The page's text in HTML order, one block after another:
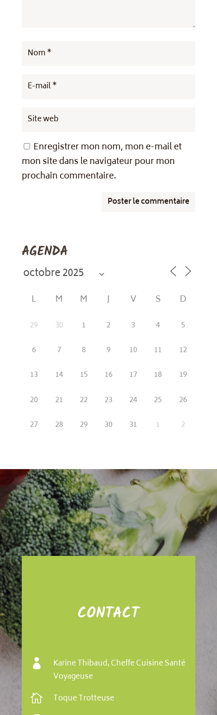
Enregistrer mon nom, mon e-mail et
mon site dans le navigateur pour mon
prochain commentaire.
AGENDA
L M M J V S D
29 30 1 2 3 4
5
6
7 8 9 10 11
12
13
14 15 16 17 18
19
20
21 22 23 24 25
26
27
28 29 30 31 1 2
CONTACT

Karine Thibaud, Cheffe Cuisine Santé
Voyageuse
 Toque Trotteuse